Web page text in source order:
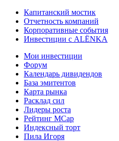
Капитанский мостик
Отчетность компаний
Корпоративные события
Инвестиции с ALЁNKA
Мои инвестиции
Форум
Календарь дивидендов
База эмитентов
Карта рынка
Расклад сил
Лидеры роста
Рейтинг MCap
Индексный торт
Пила Игоря